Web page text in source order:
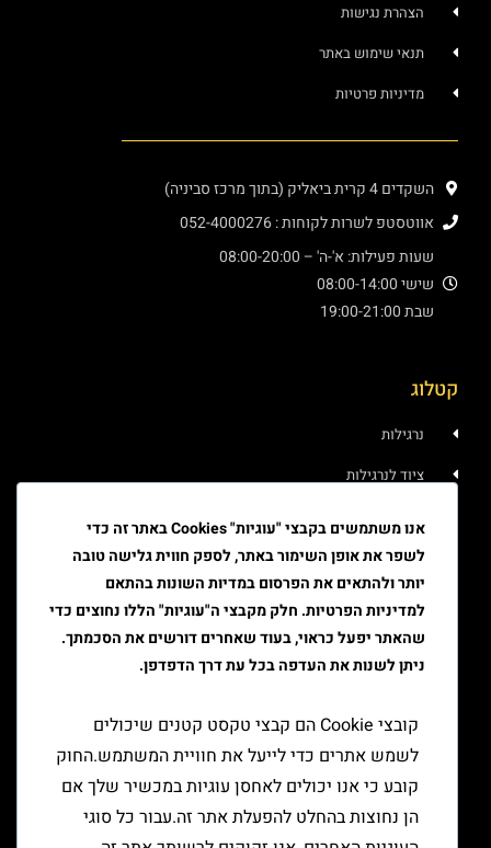
הצהרת נגישות
תנאי שימוש באתר
מדיניות פרטיות
השקדים 4 קרית ביאליק (בתוך מרכז סביניה)
אווטסטפ לשרות לקוחות : 052-4000276
שעות פעילות: א'-ה' – 08:00-20:00
שישי 08:00-14:00
שבת 19:00-21:00
קטלוג
נרגילות
ציוד לנרגילות
טבק
ציוד למעשן
יצירת קשר
אנו משתמשים בקבצי "עוגיות" Cookies באתר זה כדי
לשפר את אופן השימור באתר, לספק חווית גלישה טובה
יותר ולהתאים את הפרסום במדיות השונות בהתאם
למדיניות הפרטיות. חלק מקבצי ה"עוגיות" הללו נחוצים כדי
שהאתר יפעל כראוי, בעוד שאחרים דורשים את הסכמתך.
ניתן לשנות את העדפה בכל עת דרך הדפדפן.
קובצי Cookie הם קבצי טקסט קטנים שיכולים
לשמש אתרים כדי לייעל את חוויית המשתמש.החוק
קובע כי אנו יכולים לאחסן עוגיות במכשיר שלך אם
הן נחוצות בהחלט להפעלת אתר זה.עבור כל סוגי